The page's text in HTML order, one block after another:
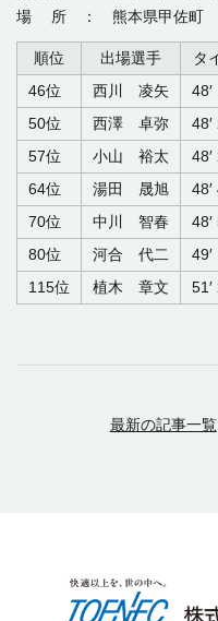
場 所 ： 熊本県甲佐町
順位 出場選手
タ
46位
西川 凌矢
48′
50位
西澤 卓弥
48′
57位
小山 裕太
48′
64位
湯田 晟旭
48′
70位
中川 智春
48′
80位
河合 代二
49′
115位
植木 章文 51′
最新の記事一覧